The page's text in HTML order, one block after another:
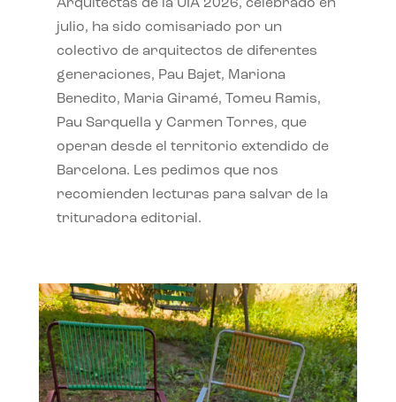
Arquitectas de la UIA 2026, celebrado en
julio, ha sido comisariado por un
colectivo de arquitectos de diferentes
generaciones, Pau Bajet, Mariona
Benedito, Maria Giramé, Tomeu Ramis,
Pau Sarquella y Carmen Torres, que
operan desde el territorio extendido de
Barcelona. Les pedimos que nos
recomienden lecturas para salvar de la
trituradora editorial.